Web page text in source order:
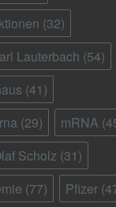
(32)
Lauterbach (54)
(41)
(29) mRNA
Scholz (31)
(77) Pfizer